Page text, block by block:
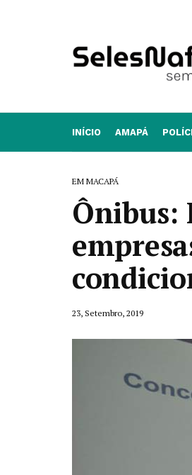
INÍCIO AMAPÁ
EM MACAPÁ
Ônibus:
23, Setembro, 2019